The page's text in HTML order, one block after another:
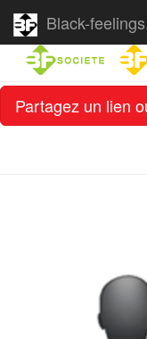
Partagez un lien
Black-